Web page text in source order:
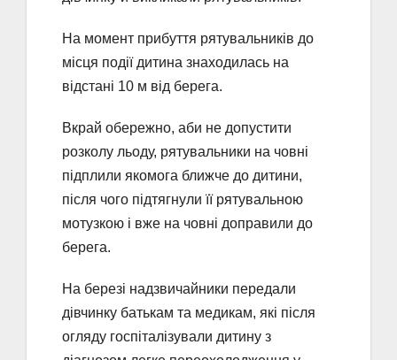
На момент прибуття рятувальників до
місця події дитина знаходилась на
відстані 10 м від берега.
Вкрай обережно, аби не допустити
розколу льоду, рятувальники на човні
підплили якомога ближче до дитини,
після чого підтягнули її рятувальною
мотузкою і вже на човні доправили до
берега.
На березі надзвичайники передали
дівчинку батькам та медикам, які після
огляду госпіталізували дитину з